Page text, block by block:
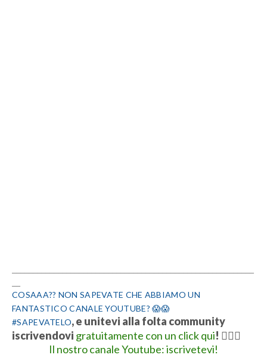
COSAAA?? NON SAPEVATE CHE ABBIAMO UN
FANTASTICO CANALE YOUTUBE? 😱😱
#SAPEVATELO, e unitevi alla folta community
iscrivendovi gratuitamente con un click qui! 👍🏻💋
Il nostro canale Youtube: iscrivetevi!